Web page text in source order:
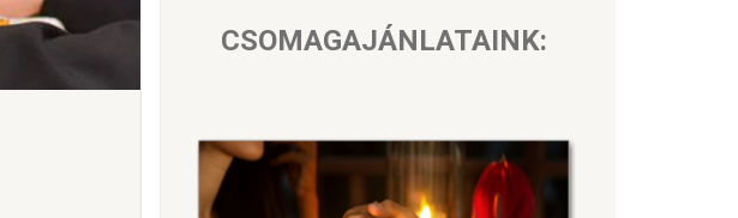
CSOMAGAJÁNLATAINK: